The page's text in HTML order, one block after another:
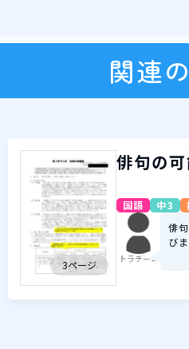
関連
3ページ
俳句の
国語 中3
トラチーニ
俳
び